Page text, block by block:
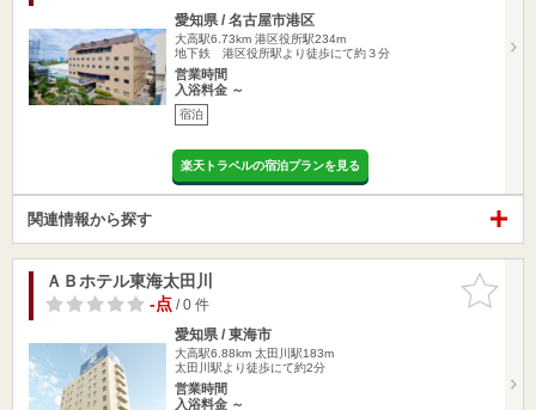
愛知県 / 名古屋市港区
大高駅6.73km 港区役所駅234m
地下鉄 港区役所駅より徒歩にて約３分
営業時間
入浴料金 ～
宿泊
楽天トラベルの宿泊プランを見る
関連情報から探す
お気に入
りに追加
ＡＢホテル東海太田川
-点/ 0 件
愛知県 / 東海市
大高駅6.88km 太田川駅183m
太田川駅より徒歩にて約2分
営業時間
入浴料金 ～